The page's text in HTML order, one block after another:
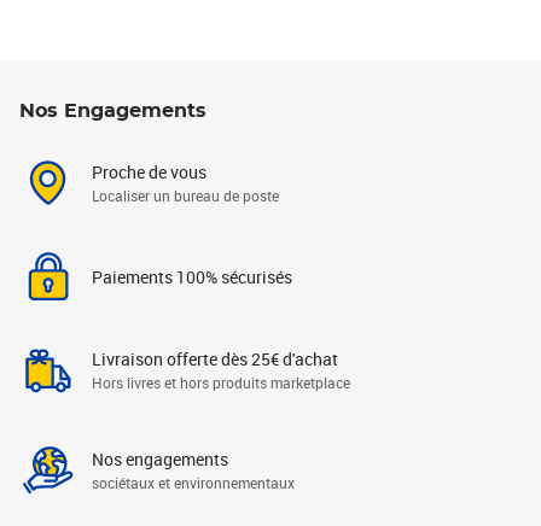
Nos Engagements
Proche de vous
Localiser un bureau de poste
Paiements 100% sécurisés
Livraison offerte dès 25€ d'achat
Hors livres et hors produits marketplace
Nos engagements
sociétaux et environnementaux